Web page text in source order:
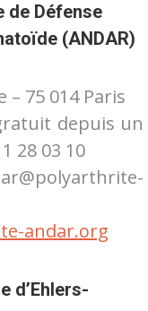
de Défense
(ANDAR)
– 75 014 Paris
depuis un
28 03 10
andar.org
d’Ehlers-